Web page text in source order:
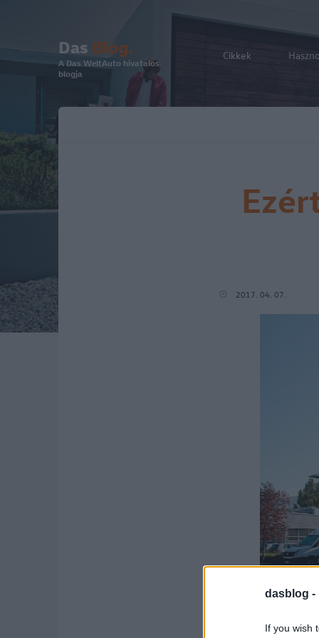
dasblog -
If you wish
Das Blog.
A Das WeltAuto hivatalos
blogja
Cikkek
2017. 04. 07.